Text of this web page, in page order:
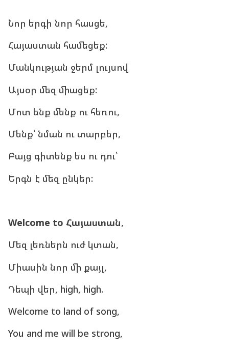
Նոր երգի նոր հասցե,
Հայաստան համեցեք:
Մանկության ջերմ լույսով
Այսօր մեզ միացեք:
Մոտ ենք մենք ու հեռու,
Մենք՝ նման ու տարբեր,
Բայց գիտենք ես ու դու՝
Երգն է մեզ ընկեր:
Welcome to Հայաստան,
Մեզ լեռներն ուժ կտան,
Միասին նոր մի քայլ,
Դեպի վեր, high, high.
Welcome to land of song,
You and me will be strong,